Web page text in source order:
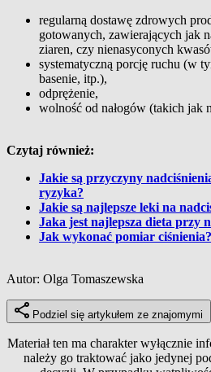
regularną dostawę zdrowych
gotowanych, zawierających jak
ziaren, czy nienasyconych
systematyczną porcję ruchu (w
basenie, itp.),
odprężenie,
wolność od nałogów (takich jak
Czytaj również:
Jakie są przyczyny
ryzyka?
Jakie są najlepsze leki na
Jaka jest najlepsza dieta przy
Jak wykonać pomiar
Autor: Olga Tomaszewska
Podziel się artykułem ze znajomymi
Materiał ten ma charakter wyłącznie
należy go traktować jako jedynej